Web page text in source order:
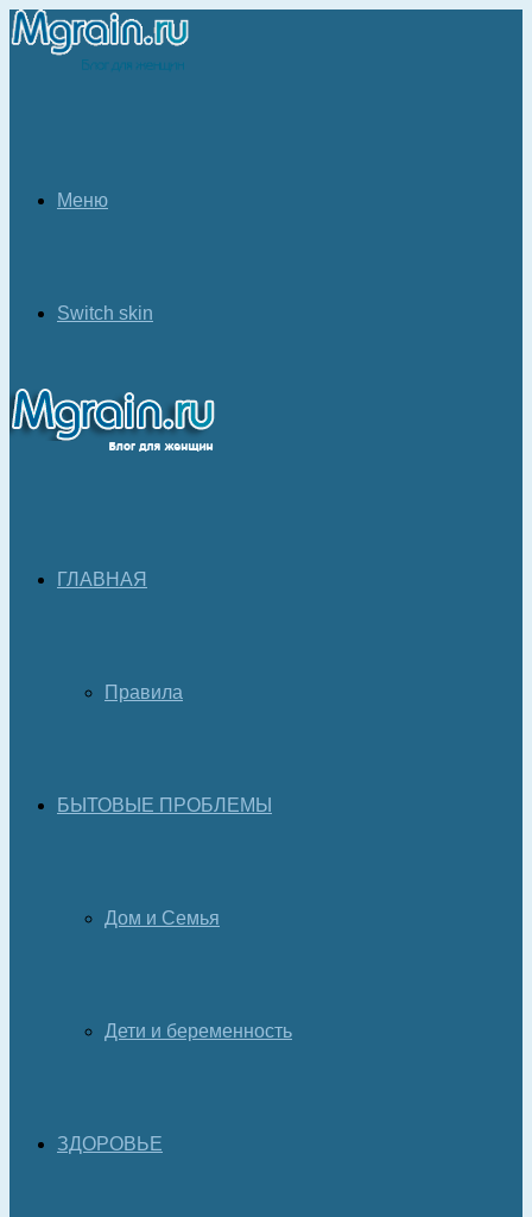
Меню
Switch skin
ГЛАВНАЯ
Правила
БЫТОВЫЕ ПРОБЛЕМЫ
Дом и Семья
Дети и беременность
ЗДОРОВЬЕ